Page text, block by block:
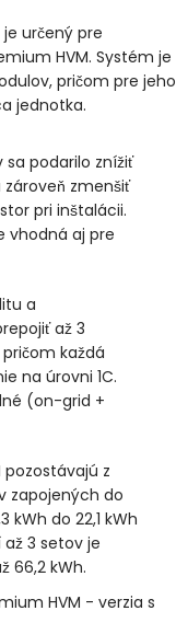
určený pre
HVM. Systém je
pričom pre jeho
jednotka.
sa podarilo znížiť
zmenšiť
pri inštalácii.
vhodná aj pre
a
až 3
každá
na úrovni 1C.
(on-grid +
pozostávajú z
zapojených do
do 22,1 kWh
3 setov je
66,2 kWh.